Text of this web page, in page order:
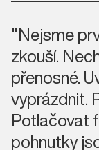
"Nejsme
zkouší.
přenosné.
vyprázdnit.
Potlačovat
pohnutky